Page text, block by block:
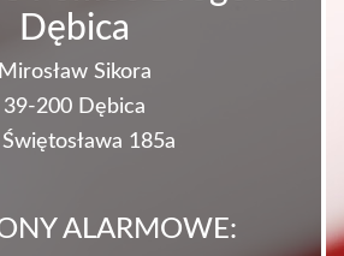
Dębica
Mirosław Sikora
39-200 Dębica
185a
ALARMOWE: